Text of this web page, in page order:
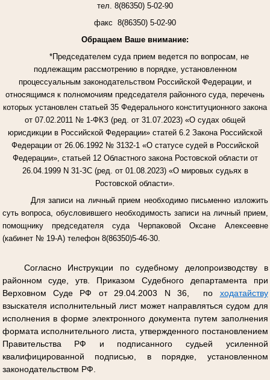
тел. 8(86350) 5-02-90
факс 8(86350) 5-02-90
Обращаем Ваше внимание:
*Председателем суда прием ведется по вопросам, не
подлежащим рассмотрению в порядке, установленном
процессуальным законодательством Российской Федерации, и
относящимся к полномочиям председателя районного суда, перечень
которых установлен статьей 35 Федерального конституционного закона
от 07.02.2011 № 1-ФКЗ (ред. от 31.07.2023) «О судах общей
юрисдикции в Российской Федерации» статей 6.2 Закона Российской
Федерации от 26.06.1992 № 3132-1 «О статусе судей в Российской
Федерации», статьей 12 Областного закона Ростовской области от
26.04.1999 N 31-ЗС (ред. от 01.08.2023) «О мировых судьях в
Ростовской области».
Для записи на личный прием необходимо письменно изложить
суть вопроса, обусловившего необходимость записи на личный прием,
помощнику председателя суда Черпаковой Оксане Алексеевне
(кабинет № 19-А) телефон 8(86350)5-46-30.
Согласно Инструкции по судебному делопроизводству в
районном суде, утв. Приказом Судебного департамента при
Верховном Суде РФ от 29.04.2003 N 36, по ходатайству
взыскателя исполнительный лист может направляться судом для
исполнения в форме электронного документа путем заполнения
формата исполнительного листа, утвержденного постановлением
Правительства РФ и подписанного судьей усиленной
квалифицированной подписью, в порядке, установленном
законодательством РФ.